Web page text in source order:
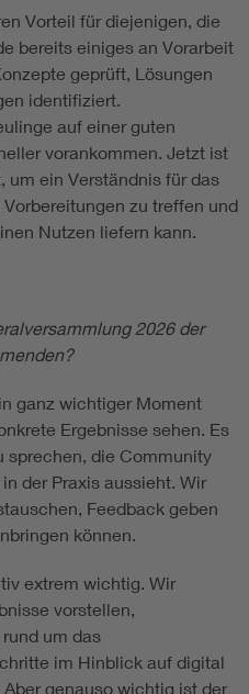
Vorteil für diejenigen, die
bereits einiges an Vorarbeit
geprüft, Lösungen
identifiziert.
auf einer guten
vorankommen. Jetzt ist
ein Verständnis für das
zu treffen und
Nutzen liefern kann.
2026 der
ganz wichtiger Moment
Ergebnisse sehen. Es
sprechen, die Community
der Praxis aussieht. Wir
Feedback geben
können.
extrem wichtig. Wir
vorstellen,
um das
im Hinblick auf digital
genauso wichtig ist der